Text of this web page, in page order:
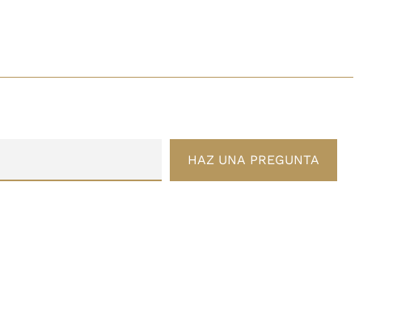
HAZ UNA PREGUNTA